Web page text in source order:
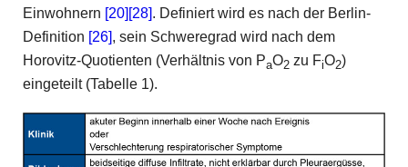
Einwohnern [20] [28]. Definiert wird es nach der Berlin-
Definition [26], sein Schweregrad wird nach dem
Horovitz-Quotienten (Verhältnis von PaO2 zu FiO2)
eingeteilt (Tabelle 1).